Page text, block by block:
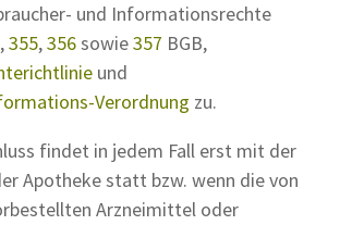
und Informationsrechte
,355,356sowie357 BGB,
und
Verordnung zu.
findet in jedem Fall erst mit der
Apotheke statt bzw. wenn die von
Arzneimittel oder